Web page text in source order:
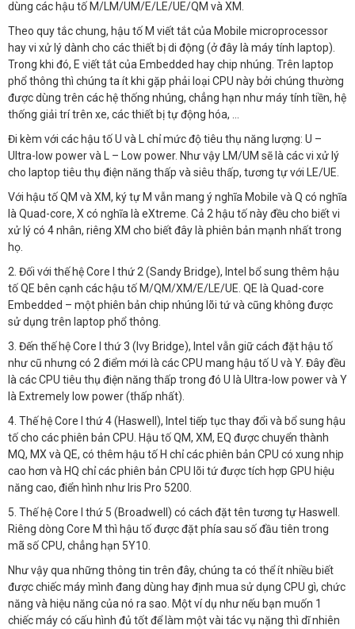
dùng các hậu tố M/LM/UM/E/LE/UE/QM và XM.
Theo quy tắc chung, hậu tố M viết tắt của Mobile microprocessor
hay vi xử lý dành cho các thiết bị di động (ở đây là máy tính laptop).
Trong khi đó, E viết tắt của Embedded hay chip nhúng. Trên laptop
phổ thông thì chúng ta ít khi gặp phải loại CPU này bởi chúng thường
được dùng trên các hệ thống nhúng, chẳng hạn như máy tính tiền, hệ
thống giải trí trên xe, các thiết bị tự động hóa, …
Đi kèm với các hậu tố U và L chỉ mức độ tiêu thụ năng lượng: U –
Ultra-low power và L – Low power. Như vậy LM/UM sẽ là các vi xử lý
cho laptop tiêu thụ điện năng thấp và siêu thấp, tương tự với LE/UE.
Với hậu tố QM và XM, ký tự M vẫn mang ý nghĩa Mobile và Q có nghĩa
là Quad-core, X có nghĩa là eXtreme. Cả 2 hậu tố này đều cho biết vi
xử lý có 4 nhân, riêng XM cho biết đây là phiên bản mạnh nhất trong
họ.
2. Đối với thế hệ Core I thứ 2 (Sandy Bridge), Intel bổ sung thêm hậu
tố QE bên cạnh các hậu tố M/QM/XM/E/LE/UE. QE là Quad-core
Embedded – một phiên bản chip nhúng lõi tứ và cũng không được
sử dụng trên laptop phổ thông.
3. Đến thế hệ Core I thứ 3 (Ivy Bridge), Intel vẫn giữ cách đặt hậu tố
như cũ nhưng có 2 điểm mới là các CPU mang hậu tố U và Y. Đây đều
là các CPU tiêu thụ điện năng thấp trong đó U là Ultra-low power và Y
là Extremely low power (thấp nhất).
4. Thế hệ Core I thứ 4 (Haswell), Intel tiếp tục thay đổi và bổ sung hậu
tố cho các phiên bản CPU. Hậu tố QM, XM, EQ được chuyển thành
MQ, MX và QE, có thêm hậu tố H chỉ các phiên bản CPU có xung nhịp
cao hơn và HQ chỉ các phiên bản CPU lõi tứ được tích hợp GPU hiệu
năng cao, điển hình như Iris Pro 5200.
5. Thế hệ Core I thứ 5 (Broadwell) có cách đặt tên tương tự Haswell.
Riêng dòng Core M thì hậu tố được đặt phía sau số đầu tiên trong
mã số CPU, chẳng hạn 5Y10.
Như vậy qua những thông tin trên đây, chúng ta có thể ít nhiều biết
được chiếc máy mình đang dùng hay định mua sử dụng CPU gì, chức
năng và hiệu năng của nó ra sao. Một ví dụ như nếu bạn muốn 1
chiếc máy có cấu hình đủ tốt để làm một vài tác vụ nặng thì dĩ nhiên